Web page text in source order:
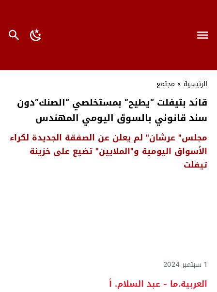
الرئيسية » مجتمع
قائد بتيفلت “يطيح” بمستخلصي “الصنك”دون
سند قانوني بالسوق اليومي المهندس
مجلس" عرشان" لم يعلن عن الصفقة الجديدة لكراء
الأسواق اليومية و"الملايين" تضيع على خزينة
تيفلت
1 سبتمبر 2024
العربية.ما - عبد السلام. أ